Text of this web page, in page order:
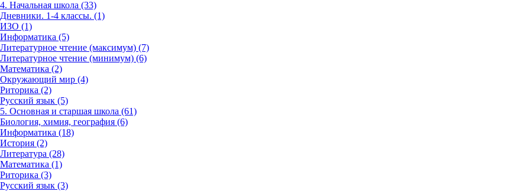
4. Начальная школа (33)
Дневники. 1-4 классы. (1)
ИЗО (1)
Информатика (5)
Литературное чтение (максимум) (7)
Литературное чтение (минимум) (6)
Математика (2)
Окружающий мир (4)
Риторика (2)
Русский язык (5)
5. Основная и старшая школа (61)
Биология, химия, география (6)
Информатика (18)
История (2)
Литература (28)
Математика (1)
Риторика (3)
Русский язык (3)